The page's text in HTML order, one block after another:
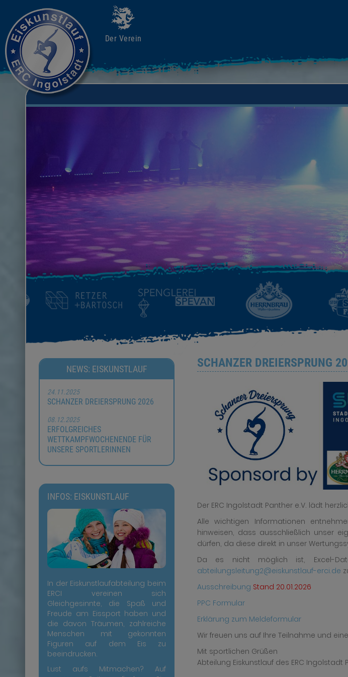
Der Verein
NEWS: EISKUNSTLAUF
24.11.2025
SCHANZER DREIERSPRUNG 2026
08.12.2025
ERFOLGREICHES
WETTKAMPFWOCHENENDE FÜR
UNSERE SPORTLERINNEN
INFOS: EISKUNSTLAUF
In der Eiskunstlaufabteilung beim
ERCI vereinen sich
Gleichgesinnte, die Spaß und
Freude am Eissport haben und
die davon Träumen, zahlreiche
Menschen mit gekonnten
Figuren auf dem Eis zu
beeindrucken.
Lust aufs Mitmachen? Auf
SCHANZER DREIERSPRUNG
Der ERC Ingolstadt Panther e.V. lädt
Alle wichtigen Informationen
hinweisen, dass ausschließlich unser
dürfen, da diese direkt in unser
Da es nicht möglich ist, Excel-
abteilungsleitung2@eiskunstlauf-erci.de
Ausschreibung Stand 20.01.2026
PPC Formular
Erklärung zum Meldeformular
Wir freuen uns auf Ihre Teilnahme und
Mit sportlichen Grüßen
Abteilung Eiskunstlauf des ERC Ingolstadt